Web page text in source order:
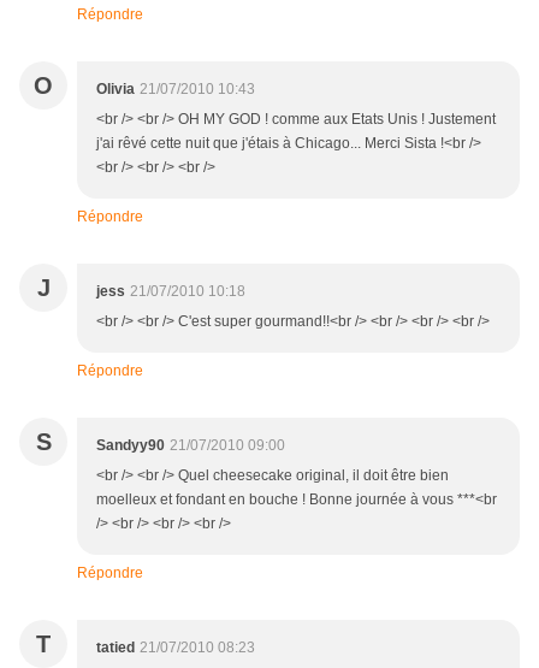
Répondre
O Olivia 21/07/2010 10:43
<br /> <br /> OH MY GOD ! comme aux Etats Unis ! Justement
j'ai rêvé cette nuit que j'étais à Chicago... Merci Sista !<br />
<br /> <br /> <br />
Répondre
J jess 21/07/2010 10:18
<br /> <br /> C'est super gourmand!!<br /> <br /> <br /> <br />
Répondre
S Sandyy90 21/07/2010 09:00
<br /> <br /> Quel cheesecake original, il doit être bien
moelleux et fondant en bouche ! Bonne journée à vous ***<br
/> <br /> <br /> <br />
Répondre
T tatied 21/07/2010 08:23